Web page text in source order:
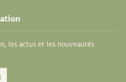
les actus et les nouveautés